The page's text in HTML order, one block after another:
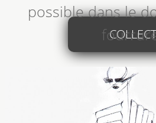
possible dans le